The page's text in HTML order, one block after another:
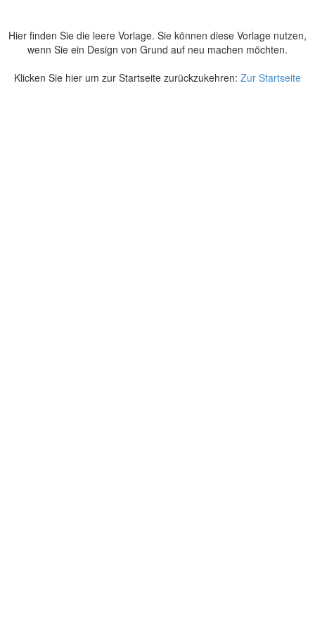
Hier finden Sie die leere Vorlage. Sie können diese Vorlage nutzen,
wenn Sie ein Design von Grund auf neu machen möchten.
Klicken Sie hier um zur Startseite zurückzukehren: Zur Startseite